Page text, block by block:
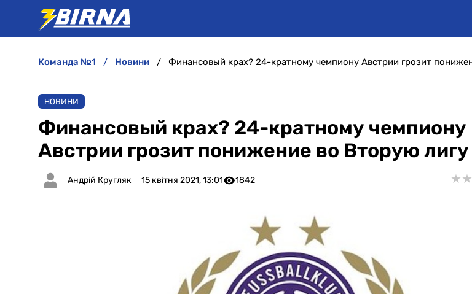
команда №1 новини
НОВИНИ
Финансовый крах? 24-кратному чемпиону
Австрии грозит понижение во Вторую лигу
Андрій Кругляк 15 квітня 2021, 13:01 1842 ★★
★★